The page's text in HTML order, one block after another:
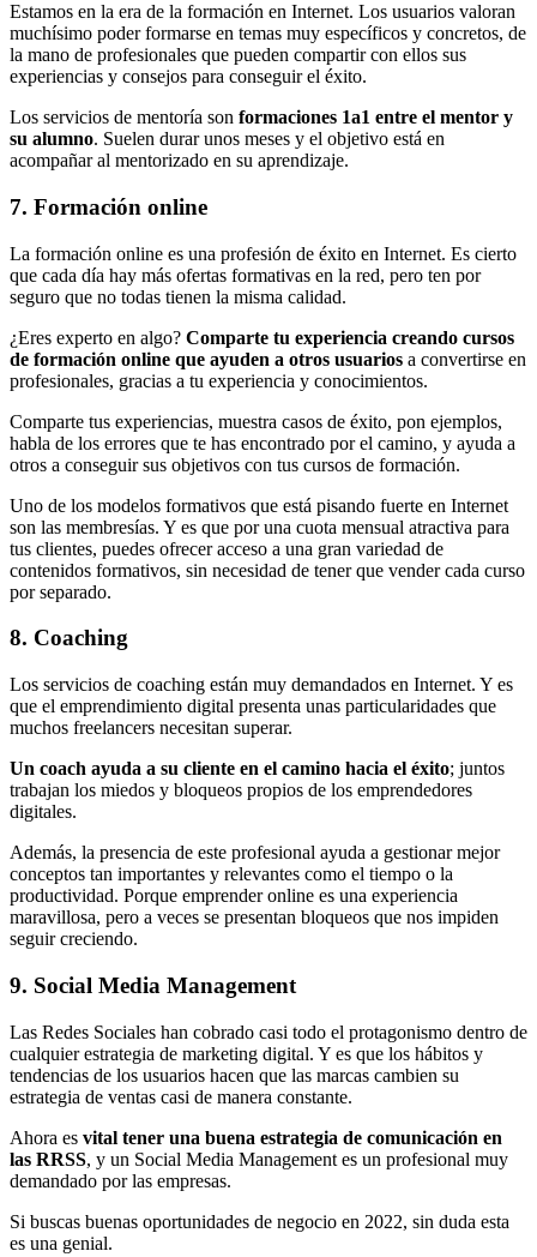
Estamos en la era de la formación en Internet. Los usuarios valoran
muchísimo poder formarse en temas muy específicos y concretos, de
la mano de profesionales que pueden compartir con ellos sus
experiencias y consejos para conseguir el éxito.
Los servicios de mentoría son formaciones 1a1 entre el mentor y
su alumno. Suelen durar unos meses y el objetivo está en
acompañar al mentorizado en su aprendizaje.
7. Formación online
La formación online es una profesión de éxito en Internet. Es cierto
que cada día hay más ofertas formativas en la red, pero ten por
seguro que no todas tienen la misma calidad.
¿Eres experto en algo? Comparte tu experiencia creando cursos
de formación online que ayuden a otros usuarios a convertirse en
profesionales, gracias a tu experiencia y conocimientos.
Comparte tus experiencias, muestra casos de éxito, pon ejemplos,
habla de los errores que te has encontrado por el camino, y ayuda a
otros a conseguir sus objetivos con tus cursos de formación.
Uno de los modelos formativos que está pisando fuerte en Internet
son las membresías. Y es que por una cuota mensual atractiva para
tus clientes, puedes ofrecer acceso a una gran variedad de
contenidos formativos, sin necesidad de tener que vender cada curso
por separado.
8. Coaching
Los servicios de coaching están muy demandados en Internet. Y es
que el emprendimiento digital presenta unas particularidades que
muchos freelancers necesitan superar.
Un coach ayuda a su cliente en el camino hacia el éxito; juntos
trabajan los miedos y bloqueos propios de los emprendedores
digitales.
Además, la presencia de este profesional ayuda a gestionar mejor
conceptos tan importantes y relevantes como el tiempo o la
productividad. Porque emprender online es una experiencia
maravillosa, pero a veces se presentan bloqueos que nos impiden
seguir creciendo.
9. Social Media Management
Las Redes Sociales han cobrado casi todo el protagonismo dentro de
cualquier estrategia de marketing digital. Y es que los hábitos y
tendencias de los usuarios hacen que las marcas cambien su
estrategia de ventas casi de manera constante.
Ahora es vital tener una buena estrategia de comunicación en
las RRSS, y un Social Media Management es un profesional muy
demandado por las empresas.
Si buscas buenas oportunidades de negocio en 2022, sin duda esta
es una genial.